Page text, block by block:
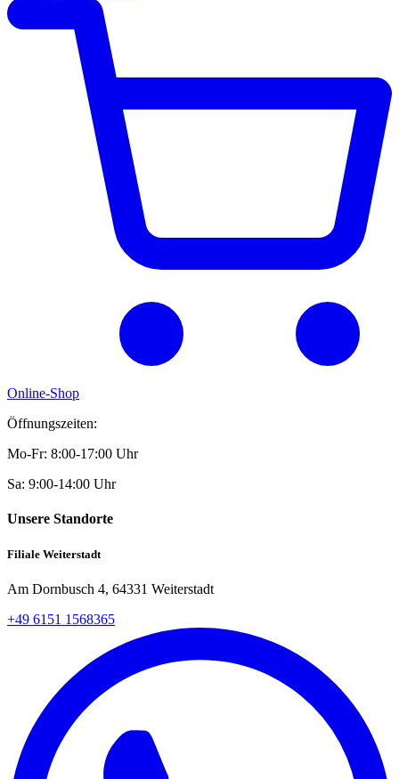
Online-Shop
Öffnungszeiten:
Mo-Fr: 8:00-17:00 Uhr
Sa: 9:00-14:00 Uhr
Unsere Standorte
Filiale Weiterstadt
Am Dornbusch 4, 64331 Weiterstadt
+49 6151 1568365